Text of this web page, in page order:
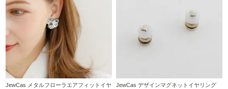
JewCas メタルフローラエアフィットイヤ
JewCas デザインマグネットイヤリング